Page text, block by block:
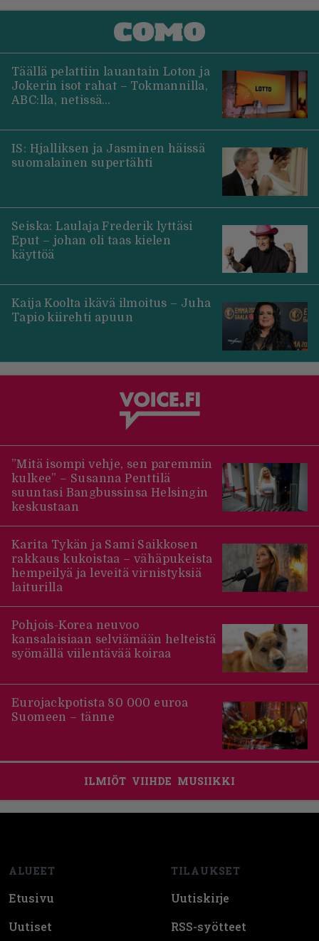
Täällä pelattiin lauantain Loton ja
Jokerin isot rahat – Tokmannilla,
ABC:lla, netissä…
IS: Hjalliksen ja Jasminen häissä
suomalainen supertähti
Seiska: Laulaja Frederik lyttäsi
Eput – johan oli taas kielen
käyttöä
Kaija Koolta ikävä ilmoitus – Juha
Tapio kiirehti apuun
”Mitä isompi vehje, sen paremmin
kulkee” – Susanna Penttilä
suuntasi Bangbussinsa Helsingin
keskustaan
Karita Tykän ja Sami Saikkosen
rakkaus kukoistaa – vähäpukeista
hempeilyä ja leveitä virnistyksiä
laiturilla
Pohjois-Korea neuvoo
kansalaisiaan selviämään helteistä
syömällä viilentävää koiraa
Eurojackpotista 80 000 euroa
Suomeen – tänne
ILMIÖT VIIHDE MUSIIKKI
ALUEET
Etusivu
Uutiset
TILAUKSET
Uutiskirje
RSS-syötteet